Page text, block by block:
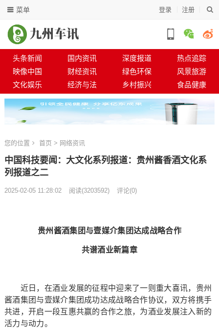
登录 注册
菜单
头条新闻 国内资讯 深度报道
热点追踪
映像中国
财经资讯 绿色环保
风景旅游
文化娱乐
经济与法 乡村振兴 食品健康
您的位置 首页 > 网络资讯
中国科技要闻：大文化系列报道：贵州酱香酒文化系
列报道之二
2025-02-05 11:28:02 阅读(3203592) 评论(0)
贵州酱酒集团与壹媒介集团达成战略合作
共谱酒业新篇章
近日，在酒业发展的征程中迎来了一则重大喜讯，贵州
酱酒集团与壹媒介集团成功达成战略合作协议，双方将携手
共进，开启一段互惠共赢的合作之旅，为酒业发展注入新的
活力与动力。